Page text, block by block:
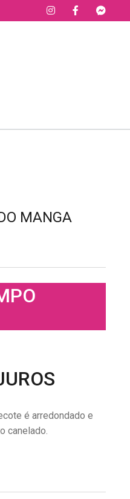
MANGA
é arredondado e
canelado.